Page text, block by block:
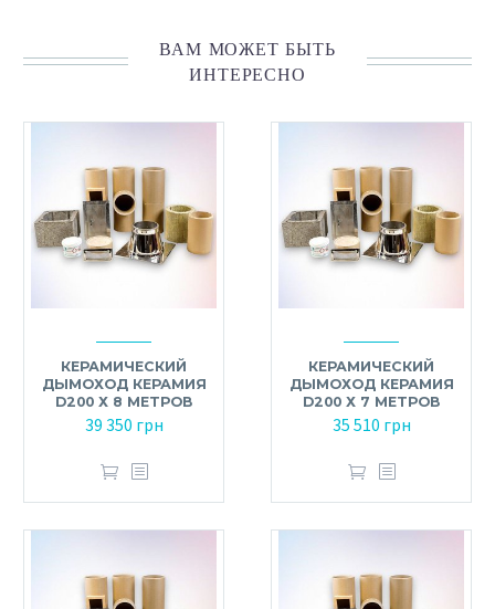
ВАМ МОЖЕТ БЫТЬ
ИНТЕРЕСНО
КЕРАМИЧЕСКИЙ
ДЫМОХОД КЕРАМИЯ
D200 Х 8 МЕТРОВ
39 350 грн
КЕРАМИЧЕСКИЙ
ДЫМОХОД КЕРАМИЯ
D200 Х 7 МЕТРОВ
35 510 грн